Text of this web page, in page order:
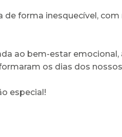
forma inesquecível,
ao bem-estar
os dias dos
especial!